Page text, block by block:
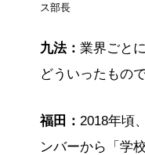
ス部長
九法： 業界ごと
どういったもの
福田： 2018年頃
ンバーから「学